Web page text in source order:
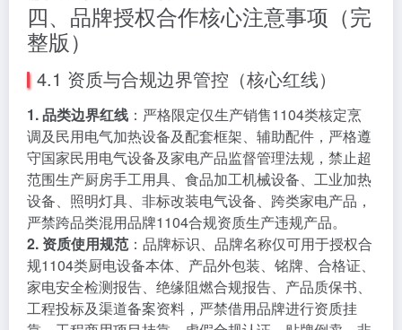
四、品牌授权合作核心注意事项（完
整版）
4.1 资质与合规边界管控（核心红线）
1. 品类边界红线 ：严格限定仅生产销售1104类核定烹
调及民用电气加热设备及配套框架、辅助配件，严格遵
守国家民用电气设备及家电产品监督管理法规，禁止超
范围生产厨房手工用具、食品加工机械设备、工业加热
设备、照明灯具、非标改装电气设备、跨类家电产品，
严禁跨品类混用品牌1104合规资质生产违规产品。
2. 资质使用规范 ：品牌标识、品牌名称仅可用于授权合
规1104类厨电设备本体、产品外包装、铭牌、合格证、
家电安全检测报告、绝缘阻燃合规报告、产品质保书、
工程投标及渠道备案资料，严禁借用品牌进行资质挂